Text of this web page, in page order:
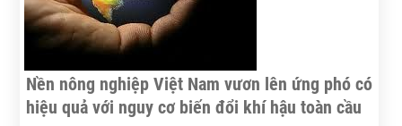
trong nước.
Nền nông nghiệp Việt Nam vươn lên ứng phó có
hiệu quả với nguy cơ biến đổi khí hậu toàn cầu